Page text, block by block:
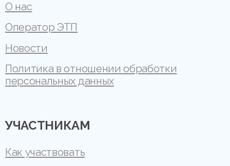
О нас
Оператор ЭТП
Новости
Политика в отношении обработки
персональных данных
УЧАСТНИКАМ
Как участвовать